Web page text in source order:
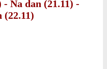
- Na dan (21.11) -
(22.11)